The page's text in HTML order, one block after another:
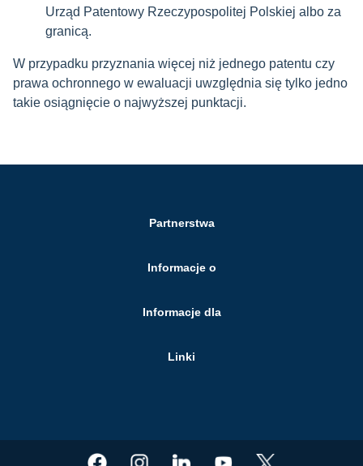
Urząd Patentowy Rzeczypospolitej Polskiej albo za
granicą.
W przypadku przyznania więcej niż jednego patentu czy
prawa ochronnego w ewaluacji uwzględnia się tylko jedno
takie osiągnięcie o najwyższej punktacji.
Partnerstwa
Informacje o
Informacje dla
Linki